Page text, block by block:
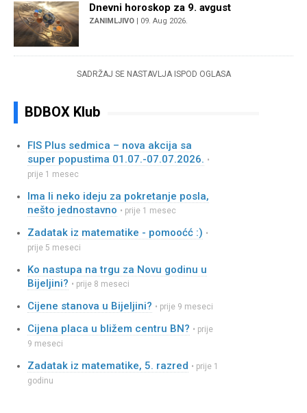
Dnevni horoskop za 9. avgust
ZANIMLJIVO | 09. Aug 2026.
SADRŽAJ SE NASTAVLJA ISPOD OGLASA
BDBOX Klub
FIS Plus sedmica – nova akcija sa
super popustima 01.07.-07.07.2026. •
prije 1 mesec
Ima li neko ideju za pokretanje posla,
nešto jednostavno • prije 1 mesec
Zadatak iz matematike - pomooćć :) •
prije 5 meseci
Ko nastupa na trgu za Novu godinu u
Bijeljini? • prije 8 meseci
Cijene stanova u Bijeljini? • prije 9 meseci
Cijena placa u bližem centru BN? • prije
9 meseci
Zadatak iz matematike, 5. razred • prije 1
godinu